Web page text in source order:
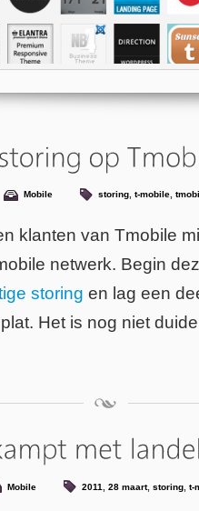
Mobile storing, t-mobile,
klanten van Tmobile
netwerk. Begin
storing en lag een
Het is nog niet
Mobile 2011 28 maart, storing t-